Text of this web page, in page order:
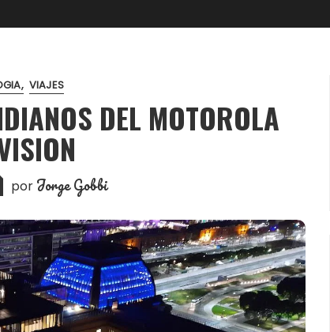
VIAJES
DEL MOTOROLA
por Jorge Gobbi